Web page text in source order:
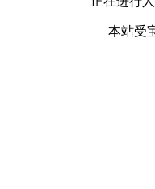
本站受